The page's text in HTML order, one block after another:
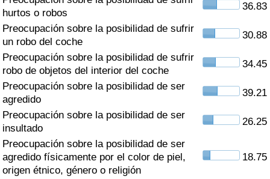
hurtos o robos
36.83
Preocupación sobre la posibilidad de sufrir
un robo del coche
30.88
Preocupación sobre la posibilidad de sufrir
robo de objetos del interior del coche
34.45
Preocupación sobre la posibilidad de ser
agredido
39.21
Preocupación sobre la posibilidad de ser
insultado
26.25
Preocupación sobre la posibilidad de ser
agredido físicamente por el color de piel,
origen étnico, género o religión
18.75
Sanidad
Índice de Sanidad (Actual)
Índice de Sanidad
Índice de Sanidad por País
Contaminación
Índice de Contaminación (Actual)